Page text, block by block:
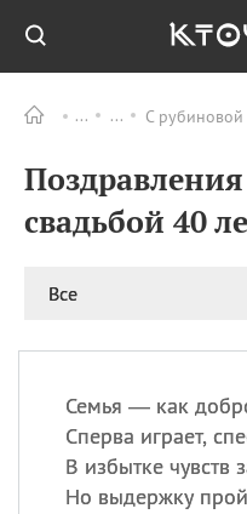
С рубиновой
свадьбой 40
Все
Семья — как
Сперва играет,
В избытке чувств
Но выдержку